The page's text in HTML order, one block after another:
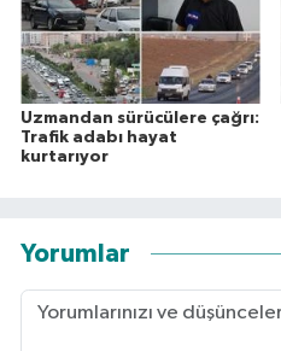
Uzmandan sürücülere çağrı:
Trafik adabı hayat
kurtarıyor
Yorumlar